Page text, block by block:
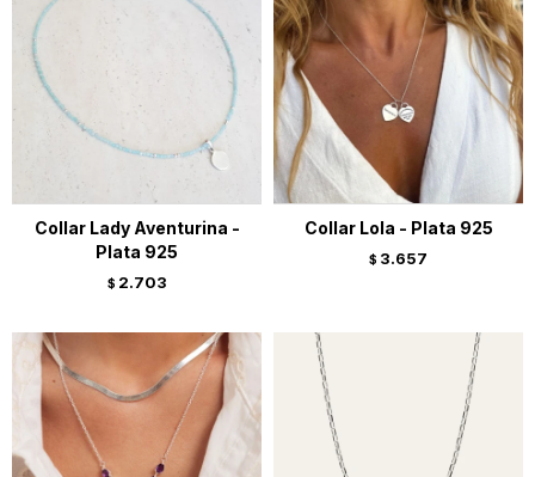
Collar Lady Aventurina -
Plata 925
$ 2.703
Collar Lola - Plata 925
$ 3.657